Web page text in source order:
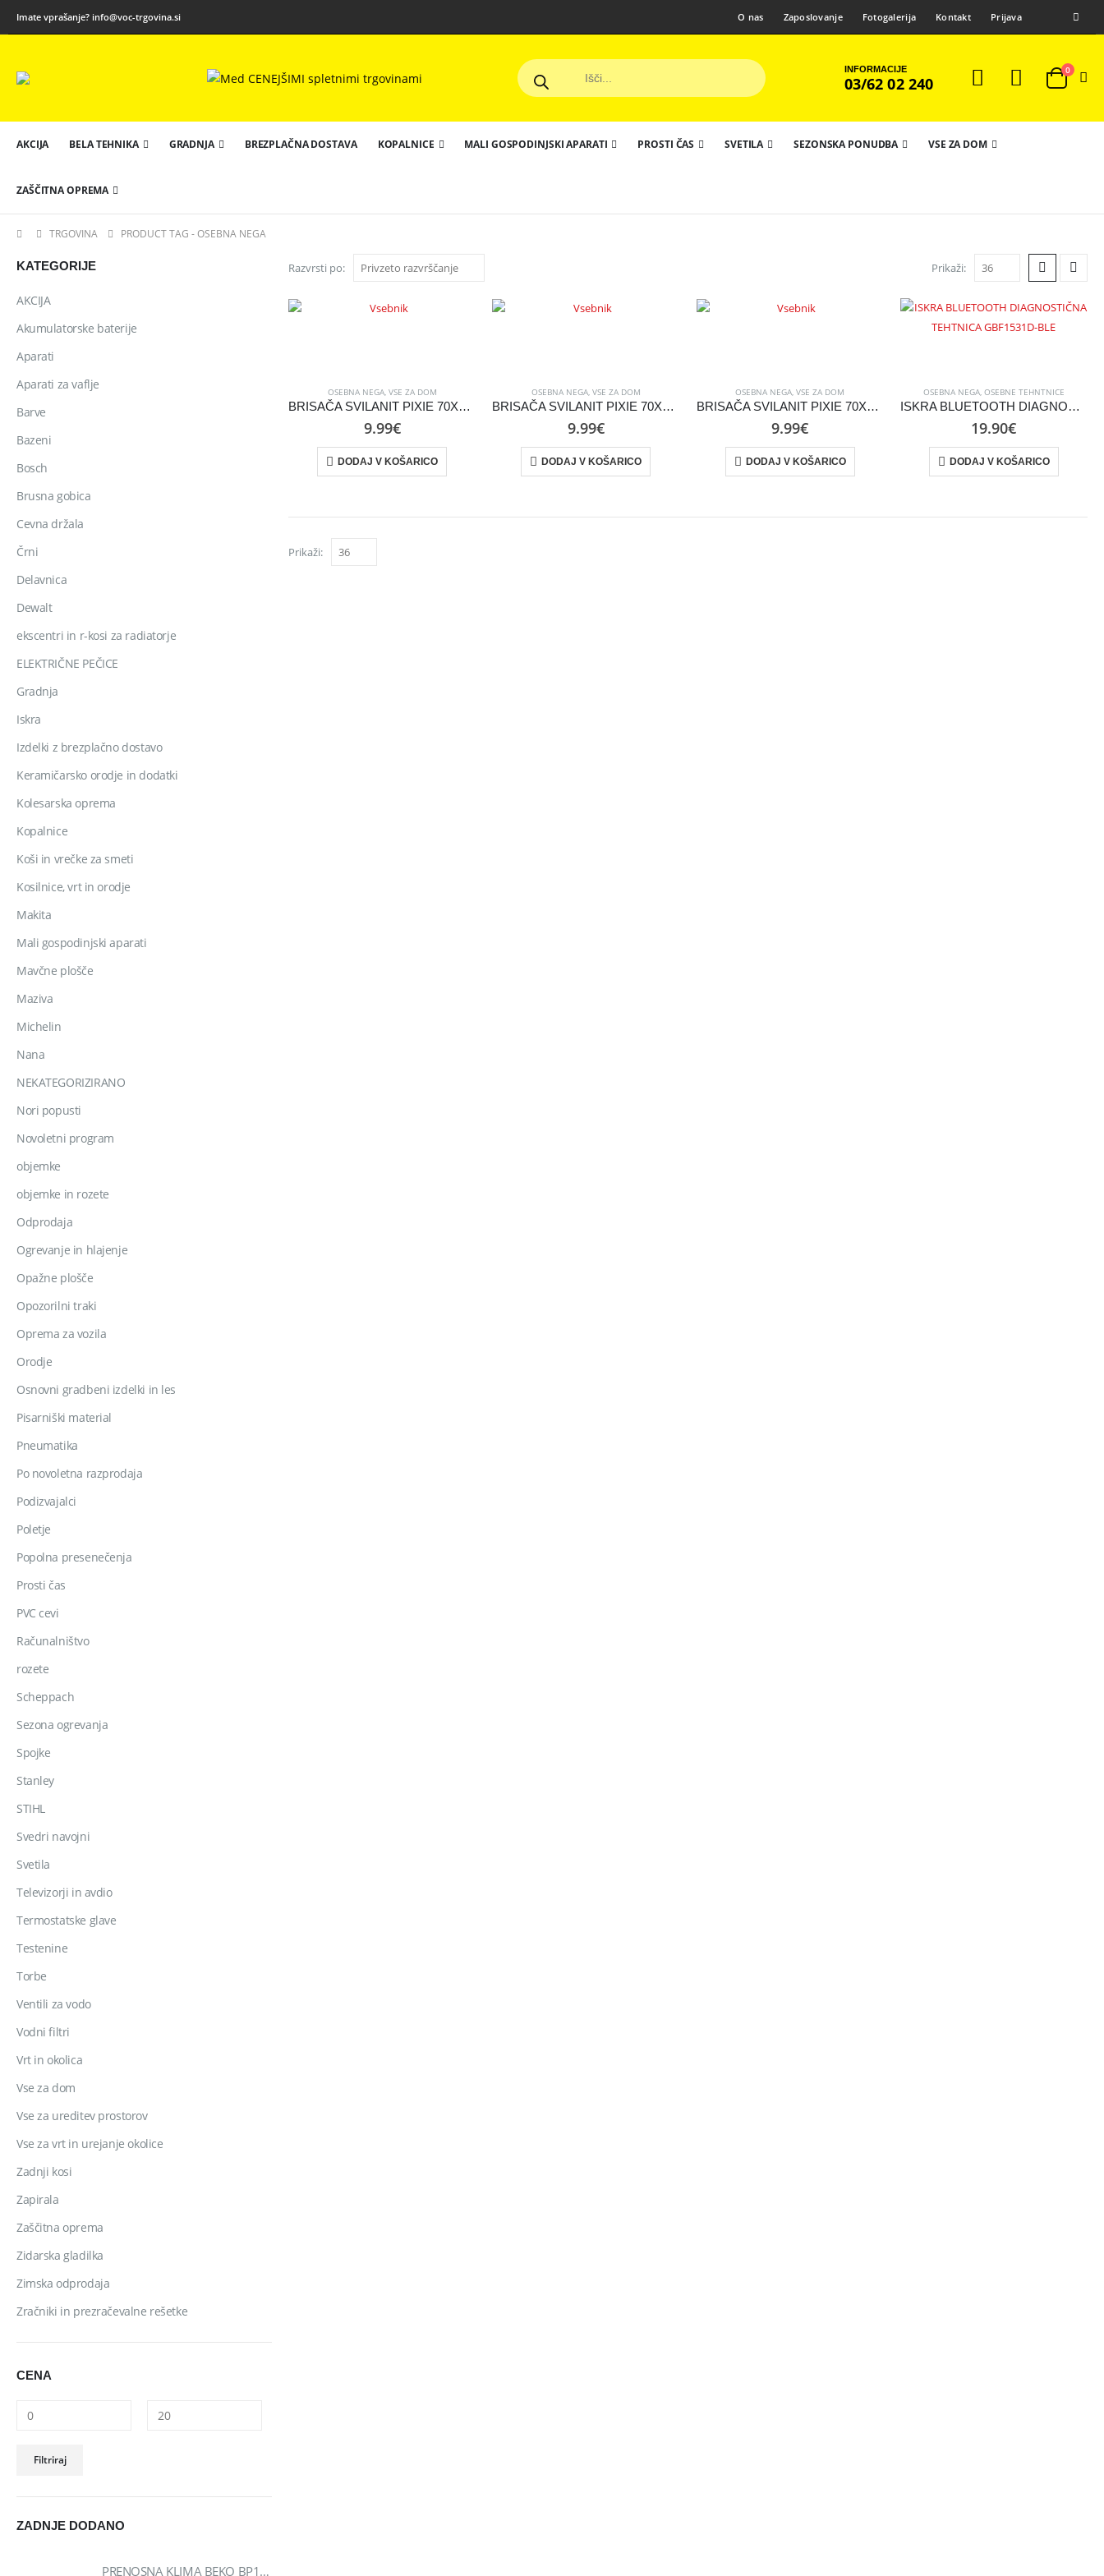
Imate vprašanje? info@voc-trgovina.si O nas Zaposlovanje Fotogalerija Kontakt Prijava
INFORMACIJE
03/62 02 240
0
AKCIJA BELA TEHNIKA GRADNJA BREZPLAČNA DOSTAVA KOPALNICE MALI GOSPODINJSKI APARATI PROSTI ČAS SVETILA SEZONSKA PONUDBA VSE ZA DOM
ZAŠČITNA OPREMA
TRGOVINA PRODUCT TAG -OSEBNA NEGA
Razvrsti po: Prikaži:
OSEBNA NEGA, VSE ZA DOM
BRISAČA SVILANIT PIXIE 70X130 CM POLBELA
9.99€
DODAJ V KOŠARICO
OSEBNA NEGA, VSE ZA DOM
BRISAČA SVILANIT PIXIE 70X130 CM RUMENA
9.99€
DODAJ V KOŠARICO
OSEBNA NEGA,VSE ZA DOM
BRISAČA SVILANIT PIXIE 70X130 CM ŽAFRANKA
9.99€
DODAJ V KOŠARICO
OSEBNA NEGA, OSEBNE TEHNTNICE
ISKRA BLUETOOTH DIAGNOSTIČNA TEHTNICA GBF1531D-BLE
19.90€
DODAJ V KOŠARICO
Prikaži:
KATEGORIJE
AKCIJA
Akumulatorske baterije
Aparati
Aparati za vaflje
Barve
Bazeni
Bosch
Brusna gobica
Cevna držala
Črni
Delavnica
Dewalt
ekscentri in r-kosi za radiatorje
ELEKTRIČNE PEČICE
Gradnja
Iskra
Izdelki z brezplačno dostavo
Keramičarsko orodje in dodatki
Kolesarska oprema
Kopalnice
Koši in vrečke za smeti
Kosilnice, vrt in orodje
Makita
Mali gospodinjski aparati
Mavčne plošče
Maziva
Michelin
Nana
NEKATEGORIZIRANO
Nori popusti
Novoletni program
objemke
objemke in rozete
Odprodaja
Ogrevanje in hlajenje
Opažne plošče
Opozorilni traki
Oprema za vozila
Orodje
Osnovni gradbeni izdelki in les
Pisarniški material
Pneumatika
Po novoletna razprodaja
Podizvajalci
Poletje
Popolna presenečenja
Prosti čas
PVC cevi
Računalništvo
rozete
Scheppach
Sezona ogrevanja
Spojke
Stanley
STIHL
Svedri navojni
Svetila
Televizorji in avdio
Termostatske glave
Testenine
Torbe
Ventili za vodo
Vodni filtri
Vrt in okolica
Vse za dom
Vse za ureditev prostorov
Vse za vrt in urejanje okolice
Zadnji kosi
Zapirala
Zaščitna oprema
Zidarska gladilka
Zimska odprodaja
Zračniki in prezračevalne rešetke
CENA
Filtriraj
ZADNJE DODANO
PRENOSNA KLIMA BEKO BP1125H